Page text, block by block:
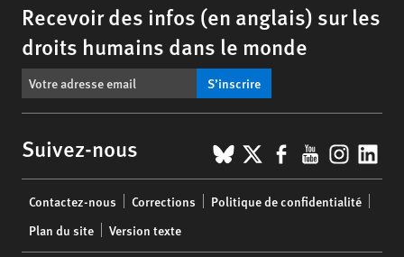
Recevoir des infos (en anglais) sur les
droits humains dans le monde
S’inscrire
Suivez-nous BlueSky
X Facebook
YouTube
menu
Contactez-nous Corrections
Politique de confidentialité
Plan du site
Version texte